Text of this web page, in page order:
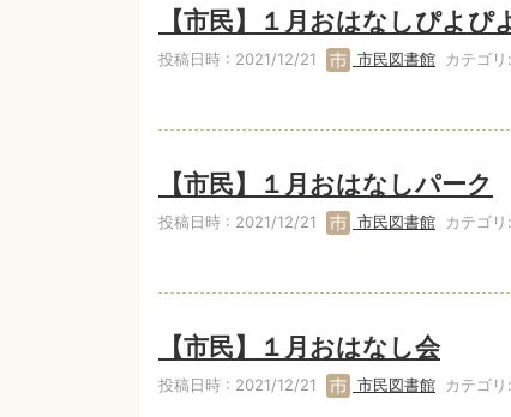
【市民】１月おはなしぴよぴ
投稿日時 : 2021/12/21 市民図書館 カテゴリ:
【市民】１月おはなしパーク
投稿日時 : 2021/12/21 市民図書館 カテゴリ:
【市民】１月おはなし会
投稿日時 : 2021/12/21 市民図書館 カテゴリ: